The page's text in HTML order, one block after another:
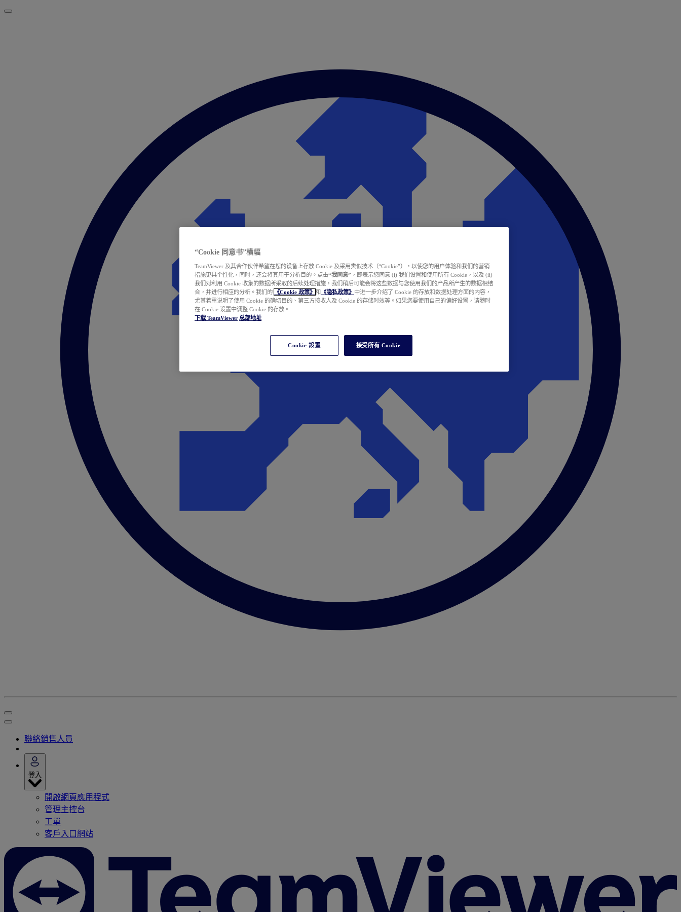
聯絡銷售人員
登入
開啟網頁應用程式
管理主控台
工單
客戶入口網站
“Cookie 同意书”横幅
TeamViewer 及其合作伙伴希望在您的设备上存放 Cookie 及采用类似技术（“Cookie”），以使您的用户体验和我们的营销
措施更具个性化，同时，还会将其用于分析目的。点击“我同意” ，即表示您同意 (i) 我们设置和使用所有 Cookie，以及 (ii)
我们对利用 Cookie 收集的数据所采取的后续处理措施，我们稍后可能会将这些数据与您使用我们的产品所产生的数据相结
合，并进行相应的分析。我们的
《Cookie 政策》 和 《隐私政策》 中进一步介绍了 Cookie 的存放和数据处理方面的内容，
尤其着重说明了使用 Cookie 的确切目的、第三方接收人及 Cookie 的存储时效等。如果您要使用自己的偏好设置，请随时
在 Cookie 设置中调整 Cookie 的存放。
下载 TeamViewer 总部地址
Cookie 設置 接受所有 Cookie